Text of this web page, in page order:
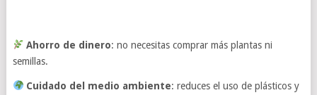
Ahorro de dinero: no necesitas comprar más plantas ni
semillas.
Cuidado del medio ambiente: reduces el uso de plásticos y